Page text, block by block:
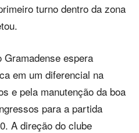
turno dentro da zona
espera
em um diferencial na
e pela manutenção da boa
para a partida
A direção do clube